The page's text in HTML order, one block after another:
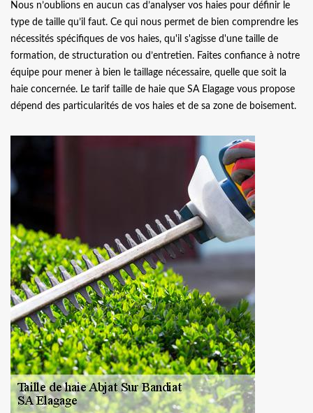
Nous n’oublions en aucun cas d’analyser vos haies pour définir le
type de taille qu’il faut. Ce qui nous permet de bien comprendre les
nécessités spécifiques de vos haies, qu'il s'agisse d'une taille de
formation, de structuration ou d’entretien. Faites confiance à notre
équipe pour mener à bien le taillage nécessaire, quelle que soit la
haie concernée. Le tarif taille de haie que SA Elagage vous propose
dépend des particularités de vos haies et de sa zone de boisement.